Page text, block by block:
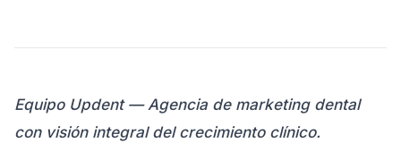
Equipo Updent — Agencia de marketing dental
con visión integral del crecimiento clínico.